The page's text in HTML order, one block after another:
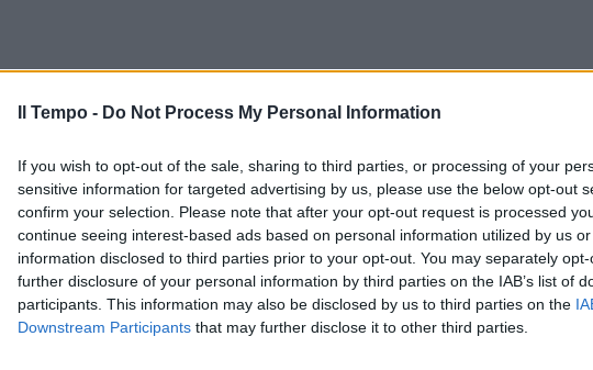
Il Tempo - Do Not Process My Personal Information
If you wish to opt-out of the sale, sharing to third parties, or processing of your
sensitive information for targeted advertising by us, please use the below opt-out
confirm your selection. Please note that after your opt-out request is processed
continue seeing interest-based ads based on personal information utilized by us
information disclosed to third parties prior to your opt-out. You may separately
further disclosure of your personal information by third parties on the IAB’s list of
participants. This information may also be disclosed by us to third parties on the
Downstream Participants that may further disclose it to other third parties.